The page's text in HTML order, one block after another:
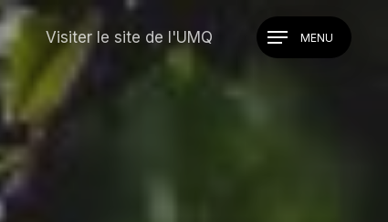
Visiter le site de l'UMQ Menu